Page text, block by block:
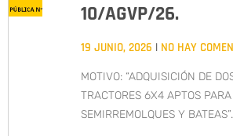
10/AGVP/26.
19 JUNIO, 2026 NO HAY
MOTIVO: “ADQUISICIÓN DE
TRACTORES 6X4 APTOS PARA
SEMIRREMOLQUES Y BATEAS”.